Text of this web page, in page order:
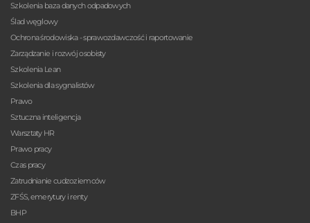
Szkolenia baza danych odpadowych
Ślad węglowy
Ochrona środowiska - sprawozdawczość i raportowanie
Zarządzanie i rozwój osobisty
Szkolenia Lean
Szkolenia dla sygnalistów
Prawo
Sztuczna inteligencja
Warsztaty HR
Prawo pracy
Czas pracy
Zatrudnianie cudzoziemców
ZFŚS, emerytury i renty
BHP